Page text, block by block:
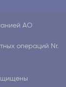
АО
операций Nr.